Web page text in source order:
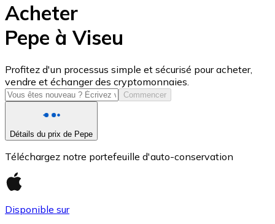
USD Coin
USDC
Acheter
Pepe à Viseu
Profitez d'un processus simple et sécurisé pour acheter,
vendre et échanger des cryptomonnaies.
Commencer
Détails du prix de Pepe
Téléchargez notre portefeuille d'auto-conservation
Disponible sur